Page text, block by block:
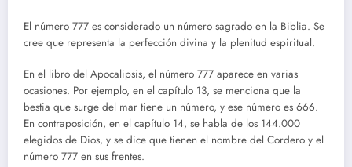
El número 777 es considerado un número sagrado en la Biblia. Se
cree que representa la perfección divina y la plenitud espiritual.
En el libro del Apocalipsis, el número 777 aparece en varias
ocasiones. Por ejemplo, en el capítulo 13, se menciona que la
bestia que surge del mar tiene un número, y ese número es 666.
En contraposición, en el capítulo 14, se habla de los 144.000
elegidos de Dios, y se dice que tienen el nombre del Cordero y el
número 777 en sus frentes.